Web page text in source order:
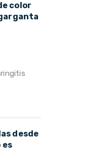
color
desde
es